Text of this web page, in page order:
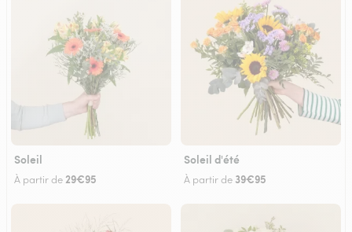
Soleil
À partir de 29€95
Soleil d'été
À partir de 39€95